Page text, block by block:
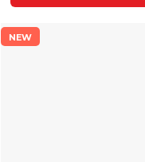
NEW